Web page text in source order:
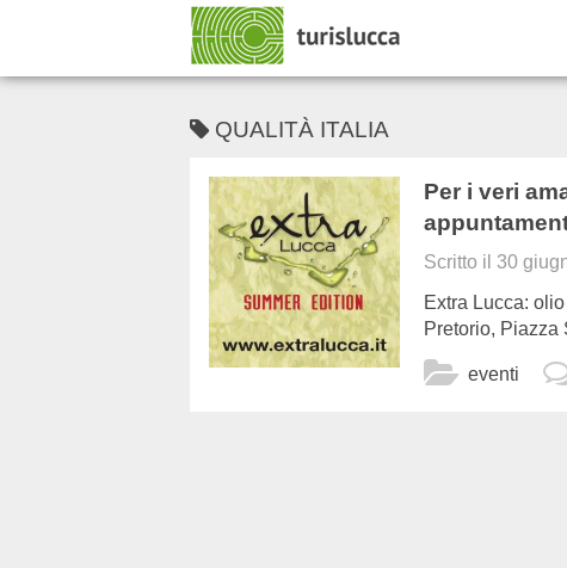
QUALITÀ ITALIA
Per i veri
Scritto il 30
Extra Lucca:
Pretorio, Piazza
eventi